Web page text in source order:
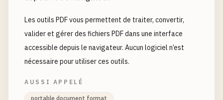
Les outils PDF vous permettent de traiter, convertir,
valider et gérer des fichiers PDF dans une interface
accessible depuis le navigateur. Aucun logiciel n’est
nécessaire pour utiliser ces outils.
AUSSI APPELÉ
portable document format